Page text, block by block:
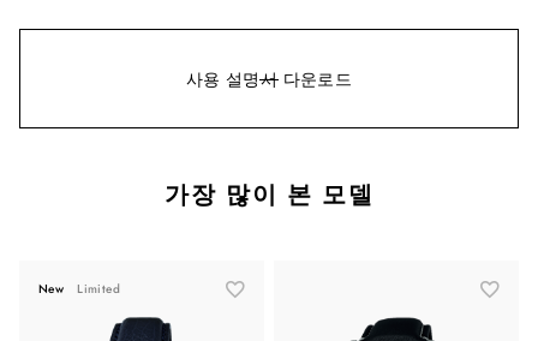
사용 설명서 다운로드
가장 많이 본 모델
New Limited